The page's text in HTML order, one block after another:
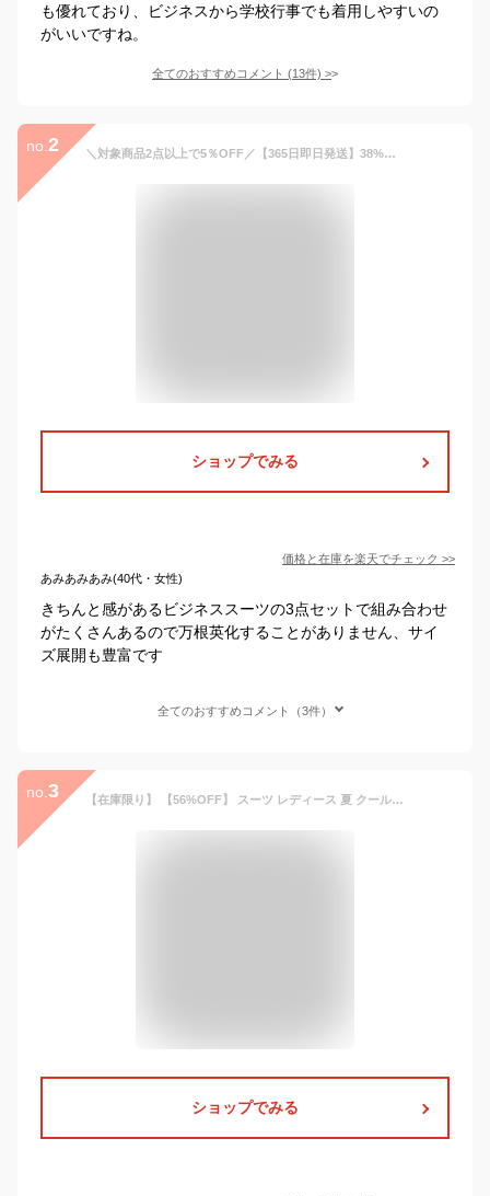
も優れており、ビジネスから学校行事でも着用しやすいの
がいいですね。
全てのおすすめコメント (13件) >
no. 2 ＼対象商品2点以上で5％OFF／【365日即日発送】38%OFF スーツ レディース 3点セット セットアップ パンツ スカート ビジネススーツ リクルートスーツ 洗える 面接 オフィス 春 夏 秋 30代 40代 50代 体型カバー 大きいサイズ 楽天 市場 試着チケット対象
ショップでみる
価格と在庫を楽天でチェック >>
あみあみあみ(40代・女性)
きちんと感があるビジネススーツの3点セットで組み合わせ
がたくさんあるので万根英化することがありません、サイ
ズ展開も豊富です
全てのおすすめコメント（3件）
no. 3 【在庫限り】 【56%OFF】 スーツ レディース 夏 クールビズ パンツスーツ ビジネススーツ ロング ストレッチ 洗える オフィス ビジネス 通勤 仕事 面接 就職活動 転職 セレモニー 大きいサイズ 小さいサイズ オールシーズン 春 秋 冬 試着チケット対象
ショップでみる